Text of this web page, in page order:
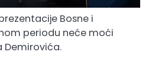
Bosne i
periodu neće moći
Demirovića.